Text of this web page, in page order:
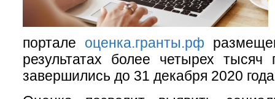
портале оценка.гранты.рф
результатах более четырех тысяч
завершились до 31 декабря 2020